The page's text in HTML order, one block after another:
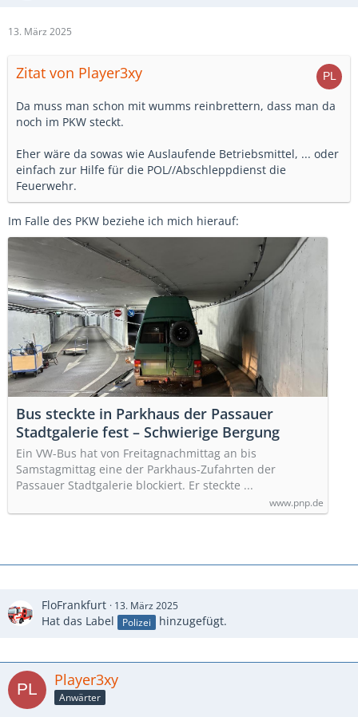
13. März 2025
Zitat von Player3xy
Da muss man schon mit wumms reinbrettern, dass man da
noch im PKW steckt.
Eher wäre da sowas wie Auslaufende Betriebsmittel, ... oder
einfach zur Hilfe für die POL//Abschleppdienst die
Feuerwehr.
Im Falle des PKW beziehe ich mich hierauf:
Bus steckte in Parkhaus der Passauer
Stadtgalerie fest – Schwierige Bergung
Ein VW-Bus hat von Freitagnachmittag an bis
Samstagmittag eine der Parkhaus-Zufahrten der
Passauer Stadtgalerie blockiert. Er steckte ...
www.pnp.de
FloFrankfurt 13. März 2025
Hat das Label Polizei hinzugefügt.
Player3xy
Anwärter